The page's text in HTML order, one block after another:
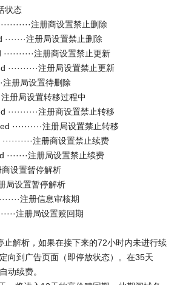
状态
注册商设置禁止删除
注册局设置禁止删除
注册商设置禁止更新
注册局设置禁止更新
注册局设置待删除
注册局设置转移过程中
注册商设置禁止转移
注册局设置禁止转移
注册商设置禁止续费
注册局设置禁止续费
商设置暂停解析
册局设置暂停解析
注册信息审核期
注册局设置赎回期
止解析，如果在接下来的72小时内未进行续
向到广告页面（即停放状态）。在35天
动续费。